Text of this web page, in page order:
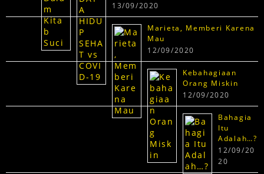
13/09/2020
Marieta, Memberi Karena
Mau
12/09/2020
Kebahagiaan
Orang Miskin
12/09/2020
Bahagia
Itu
Adalah…?
12/09/20
20